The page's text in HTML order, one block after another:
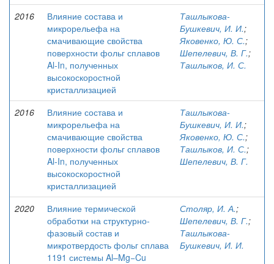
2016
Влияние состава и
микрорельефа на
смачивающие свойства
поверхности фольг сплавов
Al-In, полученных
высокоскоростной
кристаллизацией
Ташлыкова-
Бушкевич, И. И.;
Яковенко, Ю. С.;
Шепелевич, В. Г.;
Ташлыков, И. С.
2016
Влияние состава и
микрорельефа на
смачивающие свойства
поверхности фольг сплавов
Al-In, полученных
высокоскоростной
кристаллизацией
Ташлыкова-
Бушкевич, И. И.;
Яковенко, Ю. С.;
Ташлыков, И. С.;
Шепелевич, В. Г.
2020
Влияние термической
обработки на структурно-
фазовый состав и
микротвердость фольг сплава
1191 системы Al–Mg−Cu
Столяр, И. А.;
Шепелевич, В. Г.;
Ташлыкова-
Бушкевич, И. И.